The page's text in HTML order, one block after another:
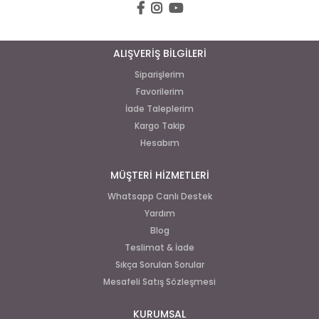
ALIŞVERİŞ BİLGİLERİ
Siparişlerim
Favorilerim
İade Taleplerim
Kargo Takip
Hesabım
MÜŞTERİ HİZMETLERİ
Whatsapp Canlı Destek
Yardım
Blog
Teslimat & İade
Sıkça Sorulan Sorular
Mesafeli Satış Sözleşmesi
KURUMSAL